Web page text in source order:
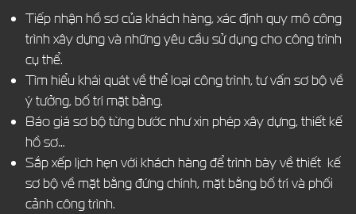
Tiếp nhận hồ sơ của khách hàng, xác định quy mô công
trình xây dựng và những yêu cầu sử dụng cho công trình
cụ thể.
Tìm hiểu khái quát về thể loại công trình, tư vấn sơ bộ về
ý tưởng, bố trí mặt bằng.
Báo giá sơ bộ từng bước như xin phép xây dựng, thiết kế
hồ sơ…
Sắp xếp lịch hẹn với khách hàng để trình bày về thiết kế
sơ bộ về mặt bằng đứng chính, mặt bằng bố trí và phối
cảnh công trình.